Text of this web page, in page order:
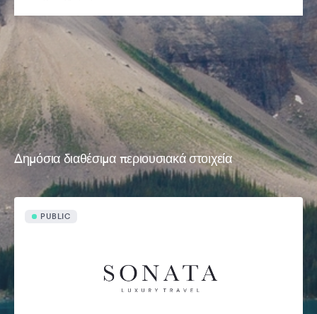
Δημόσια διαθέσιμα περιουσιακά στοιχεία
PUBLIC